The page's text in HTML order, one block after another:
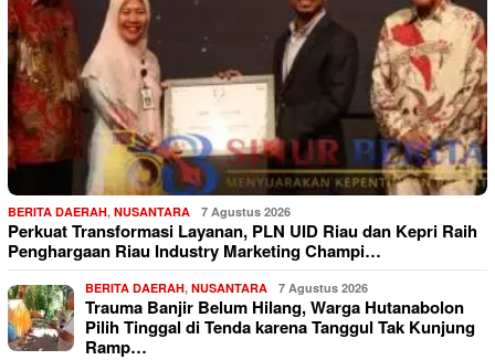
BERITA DAERAH, NUSANTARA 7 Agustus 2026
Perkuat Transformasi Layanan, PLN UID Riau dan Kepri Raih
Penghargaan Riau Industry Marketing Champi…
BERITA DAERAH, NUSANTARA 7 Agustus 2026
Trauma Banjir Belum Hilang, Warga Hutanabolon
Pilih Tinggal di Tenda karena Tanggul Tak Kunjung
Ramp…